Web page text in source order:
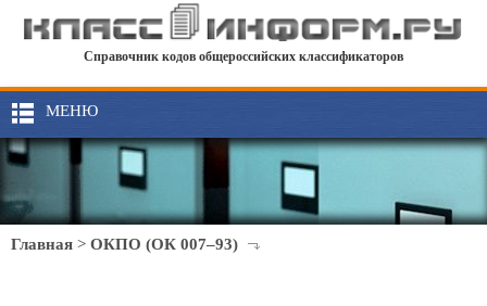
Справочник кодов общероссийских классификаторов
МЕНЮ
Главная > ОКПО (ОК 007–93)